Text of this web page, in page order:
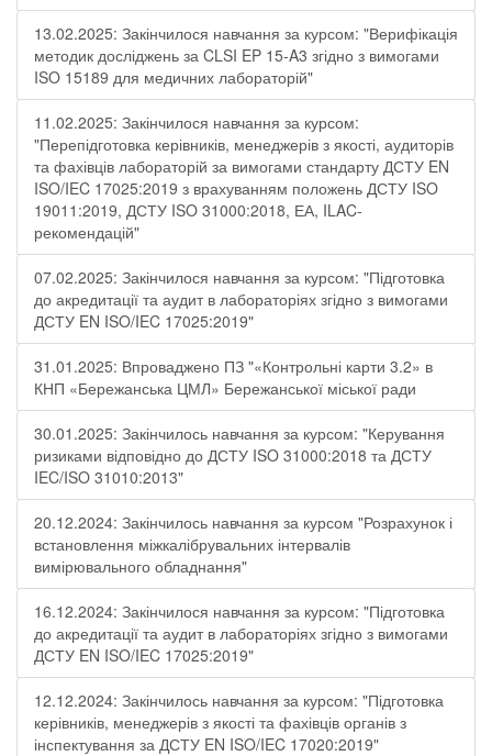
13.02.2025: Закінчилося навчання за курсом: "Верифікація
методик досліджень за CLSI EP 15-A3 згідно з вимогами
ISO 15189 для медичних лабораторій"
11.02.2025: Закінчилося навчання за курсом:
"Перепідготовка керівників, менеджерів з якості, аудиторів
та фахівців лабораторій за вимогами стандарту ДСТУ EN
ISO/IEC 17025:2019 з врахуванням положень ДСТУ ISO
19011:2019, ДСТУ ISO 31000:2018, ЕА, ILAC-
рекомендацій"
07.02.2025: Закінчилося навчання за курсом: "Підготовка
до акредитації та аудит в лабораторіях згідно з вимогами
ДСТУ EN ISO/IEC 17025:2019"
31.01.2025: Впроваджено ПЗ "«Контрольні карти 3.2» в
КНП «Бережанська ЦМЛ» Бережанської міської ради
30.01.2025: Закінчилось навчання за курсом: "Керування
ризиками відповідно до ДСТУ ISO 31000:2018 та ДСТУ
IEC/ISO 31010:2013"
20.12.2024: Закінчилось навчання за курсом "Розрахунок і
встановлення міжкалібрувальних інтервалів
вимірювального обладнання"
16.12.2024: Закінчилося навчання за курсом: "Підготовка
до акредитації та аудит в лабораторіях згідно з вимогами
ДСТУ EN ISO/IEC 17025:2019"
12.12.2024: Закінчилось навчання за курсом: "Підготовка
керівників, менеджерів з якості та фахівців органів з
інспектування за ДСТУ EN ISO/IEC 17020:2019"